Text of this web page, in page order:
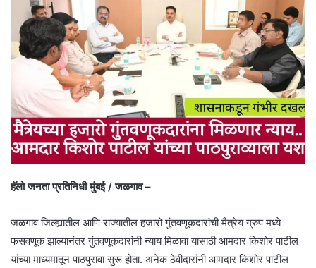
हॅलो जनता प्रतिनिधी मुंबई / जळगाव –
जळगाव जिल्ह्यातील आणि राज्यातील हजारो गुंतवणूकदारांची मैत्रेय ग्रुप मध्ये
फसवणूक झाल्यानंतर गुंतवणूकदारांनी न्याय मिळावा यासाठी आमदार किशोर पाटील
यांच्या माध्यमातून पाठपुरावा सुरू होता. अनेक ठेवीदारांनी आमदार किशोर पाटील